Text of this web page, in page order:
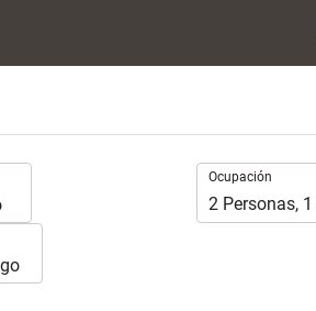
Ocupación
Ocupación
2 Personas, 1